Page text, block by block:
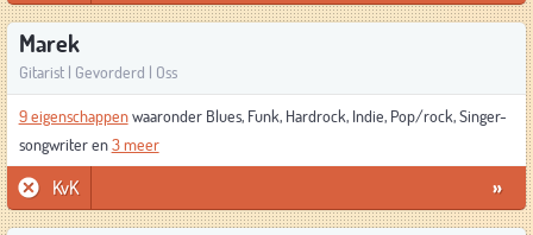
Marek
Gitarist | Gevorderd | Oss
9 eigenschappenwaaronder Blues, Funk, Hardrock, Indie, Pop/rock, Singer-
songwriter en3 meer
KvK »